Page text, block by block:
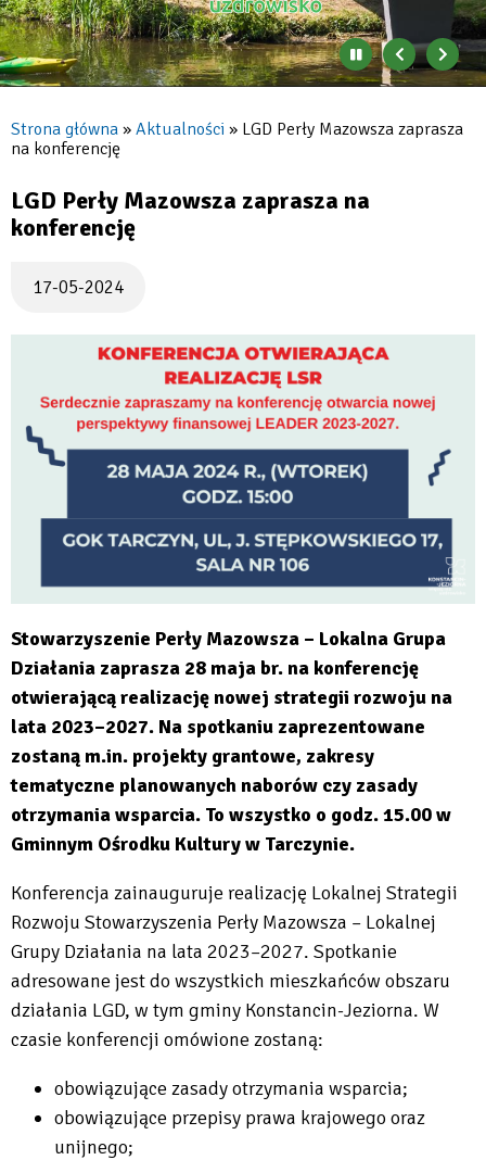
Zatrzymaj
automatyczne
się
banerów
Poprzedni
bannerbaner
Ścieżka
Strona główna Aktualności
LGD Perły Mazowsza zaprasza
na konferencję
LGD Perły Mazowsza zaprasza na
konferencję
17-05-2024
Stowarzyszenie Perły Mazowsza – Lokalna Grupa
Działania zaprasza 28 maja br. na konferencję
otwierającą realizację nowej strategii rozwoju na
lata 2023–2027. Na spotkaniu zaprezentowane
zostaną m.in. projekty grantowe, zakresy
tematyczne planowanych naborów czy zasady
otrzymania wsparcia. To wszystko o godz. 15.00 w
Gminnym Ośrodku Kultury w Tarczynie.
Konferencja zainauguruje realizację Lokalnej Strategii
Rozwoju Stowarzyszenia Perły Mazowsza – Lokalnej
Grupy Działania na lata 2023–2027. Spotkanie
adresowane jest do wszystkich mieszkańców obszaru
działania LGD, w tym gminy Konstancin-Jeziorna. W
czasie konferencji omówione zostaną:
obowiązujące zasady otrzymania wsparcia;
obowiązujące przepisy prawa krajowego oraz
unijnego;